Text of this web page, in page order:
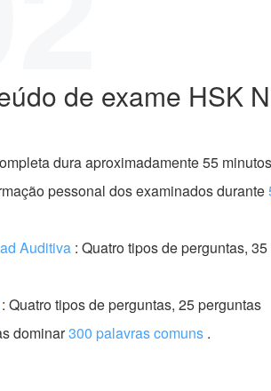
de exame HSK
dura aproximadamente 55
pessonal dos examinados durante
Auditiva : Quatro tipos de perguntas,
: Quatro tipos de perguntas, 25 perguntas
dominar300 palavras comuns .